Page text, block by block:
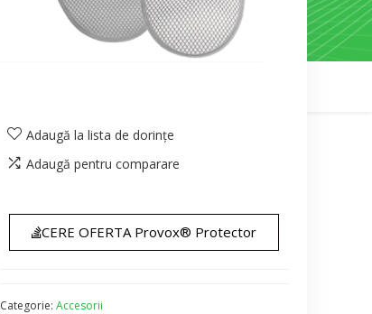
Adaugă la lista de dorințe
Adaugă pentru comparare
CERE OFERTA Provox® Protector
Categorie: Accesorii